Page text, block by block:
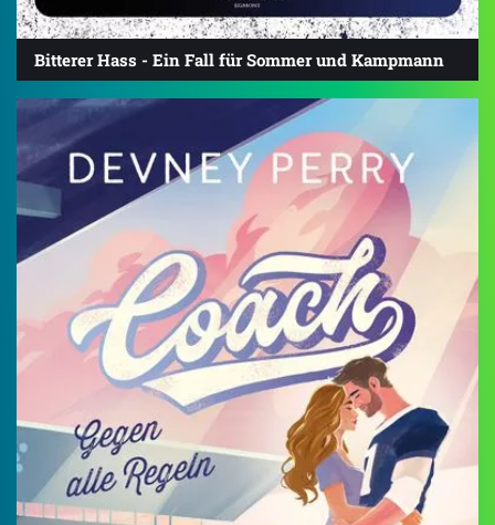
Bitterer Hass - Ein Fall für Sommer und Kampmann